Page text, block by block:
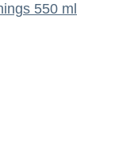
550 ml